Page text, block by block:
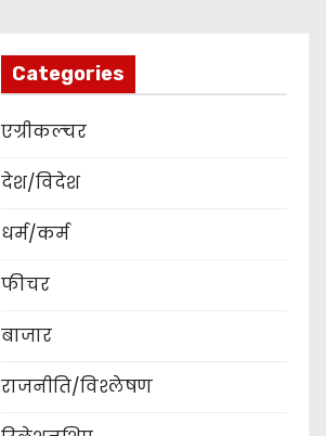
Categories
एग्रीकल्चर
देश/विदेश
धर्म/कर्म
फीचर
बाजार
राजनीति/विश्लेषण